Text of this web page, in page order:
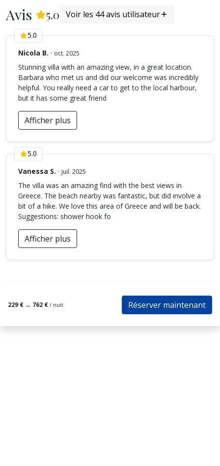
REZ DE JARDIN
Buanderie avec machine à laver et planche à repasser.
EXTERIEUR REZ-DE-JARDIN
Un petit salon abrité contre la maison permet de s’isoler
complètement de l’animation de la piscine et de la
terrasse. Entouré par les fleurs du bougainvillier, les
lavandes, les lauriers et les roses, cet espace est un
véritable écrin de tranquillité pour ceux qui veulent faire la
sieste.
ACCES
La villa KOUMARIA est située à 2,5 km du port de Sivota,
de ses tavernes et de ses commerces. 4 minutes en
voiture, 15 minutes à pied.
Merci de prendre note que le dernier 100m pour arriver à
la villa est non asphalté.
Avis 5.0( 44Avis)
Voir les 44 avis utilisateur
5.0
Nicola B. · oct. 2025
Stunning villa with an amazing view, in a great location.
Barbara who met us and did our welcome was incredibly
helpful. You really need a car to get to the local harbour,
but it has some great friend
Afficher plus
5.0
Vanessa S. · juil. 2025
The villa was an amazing find with the best views in
Greece. The beach nearby was fantastic, but did involve a
bit of a hike. We love this area of Greece and will be back.
Suggestions: shower hook fo
Afficher plus
229 € → 762 € / nuit Réserver maintenant